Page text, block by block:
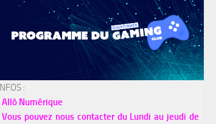
INFOS :
Allô Numérique
Vous pouvez nous contacter du Lundi au jeudi de